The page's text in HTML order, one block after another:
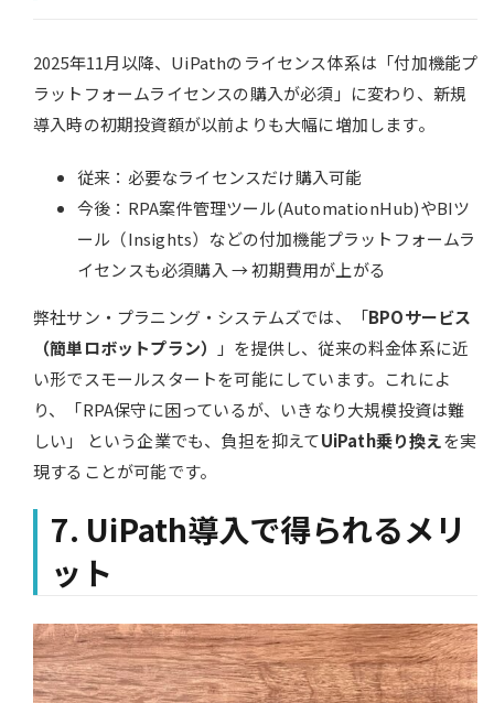
2025年11月以降、UiPathのライセンス体系は「付加機能プ
ラットフォームライセンスの購入が必須」に変わり、新規
導入時の初期投資額が以前よりも大幅に増加します。
従来：必要なライセンスだけ購入可能
今後：RPA案件管理ツール(AutomationHub)やBIツ
ール（Insights）などの付加機能プラットフォームラ
イセンスも必須購入 → 初期費用が上がる
弊社サン・プラニング・システムズでは、「BPOサービス
（簡単ロボットプラン）
」を提供し、従来の料金体系に近
い形でスモールスタートを可能にしています。これによ
り、「RPA保守に困っているが、いきなり大規模投資は難
しい」 という企業でも、負担を抑えてUiPath乗り換えを実
現することが可能です。
7. UiPath導入で得られるメリ
ット